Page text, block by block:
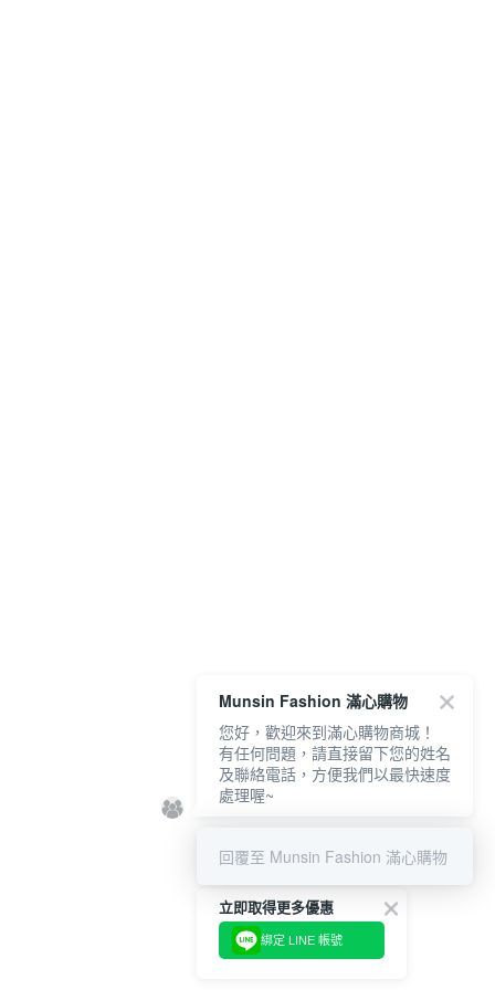
立即取得更多優惠
綁定 LINE 帳號
Munsin Fashion 滿心購物
您好，歡迎來到滿心購物商城！
有任何問題，請直接留下您的姓名
及聯絡電話，方便我們以最快速度
處理喔~
回覆至 Munsin Fashion 滿心購物